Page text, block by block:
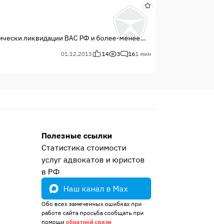
ликвидации ВАС РФ и более-менее
бы обратить внимание на последние
01.12.2013 14 3 161 мин
Полезные ссылки
Статистика стоимости
услуг адвокатов и юристов
в РФ
Наш канал в Max
Обо всех замеченных ошибках при
работе сайта просьба сообщать при
помощи обратной связи